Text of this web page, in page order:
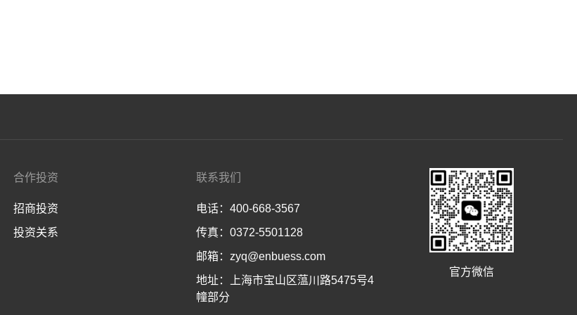
合作投资
招商投资
投资关系
联系我们
电话：400-668-3567
传真：0372-5501128
邮箱：zyq@enbuess.com
地址：上海市宝山区蕰川路5475号4
幢部分
官方微信